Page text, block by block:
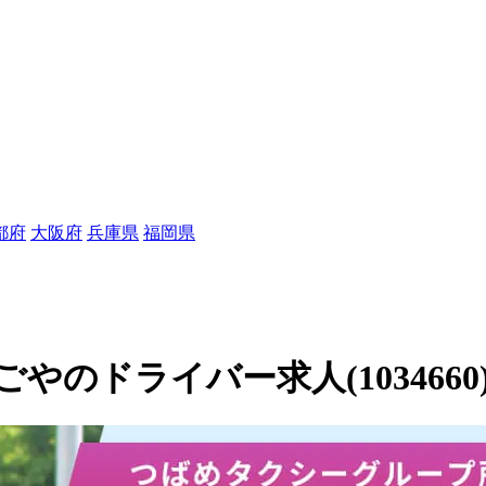
府 大阪府 兵庫県 福岡県
やのドライバー求人